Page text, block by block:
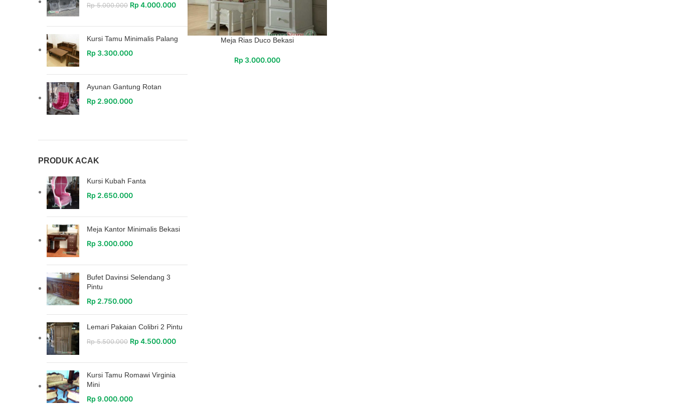
Rp5.000.000 Rp 4.000.000
Kursi Tamu Minimalis Palang
Rp 3.300.000
Ayunan Gantung Rotan
Rp 2.900.000
PRODUK ACAK
Kursi Kubah Fanta
Rp 2.650.000
Meja Kantor Minimalis Bekasi
Rp 3.000.000
Bufet Davinsi Selendang 3
Pintu
Rp 2.750.000
Lemari Pakaian Colibri 2 Pintu
Rp5.500.000 Rp 4.500.000
Kursi Tamu Romawi Virginia
Mini
Rp 9.000.000
Meja Rias Duco Bekasi
Rp 3.000.000